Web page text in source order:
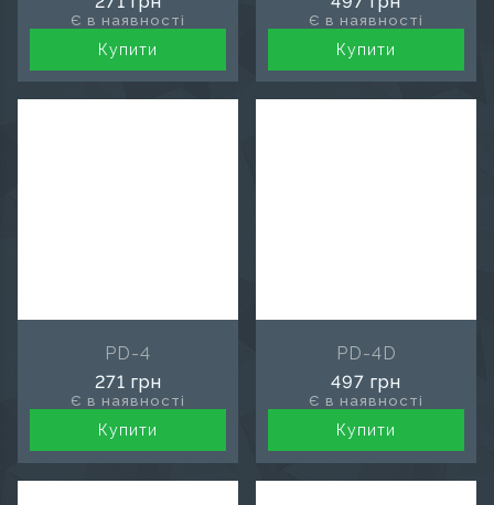
Є в наявності
Купити
Є в наявності
Купити
PD-4
271 грн
Є в наявності
Купити
PD-4D
497 грн
Є в наявності
Купити